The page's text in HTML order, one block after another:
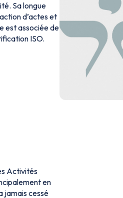
Sa longue
d’actes et
est associée de
ISO.
Activités
en
jamais cessé